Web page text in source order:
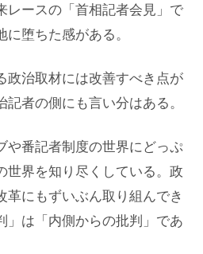
レースの「首相記者会見」で
堕ちた感がある。
政治取材には改善すべき点が
者の側にも言い分はある。
や番記者制度の世界にどっぷ
世界を知り尽くしている。政
革にもずいぶん取り組んでき
」は「内側からの批判」であ